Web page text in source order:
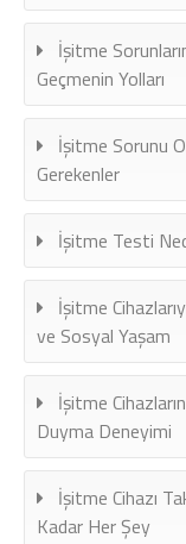
İşitme
Geçmenin Yolları
İşitme Sorunu
Gerekenler
İşitme Testi
İşitme
ve Sosyal Yaşam
İşitme
Duyma Deneyimi
İşitme Cihazı
Kadar Her Şey